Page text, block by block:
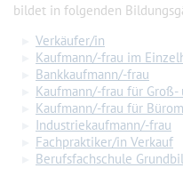
bildet in folgenden
Verkäufer/in
Kaufmann/-frau im
Bankkaufmann/-frau
Kaufmann/-frau für
Kaufmann/-frau für
Industriekaufmann/-frau
Fachpraktiker/in Verkauf
Berufsfachschule